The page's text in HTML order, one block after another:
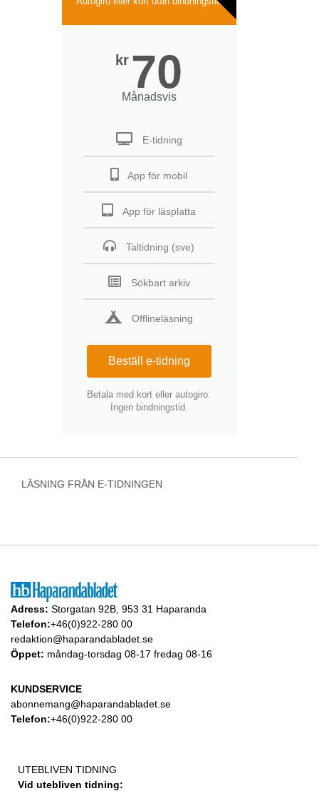
kr 70
Månadsvis
E-tidning
App för mobil
App för läsplatta
Taltidning (sve)
Sökbart arkiv
Offlineläsning
Beställ e-tidning
Betala med kort eller autogiro.
Ingen bindningstid.
LÄSNING FRÅN E-TIDNINGEN
Adress: Storgatan 92B, 953 31 Haparanda
Telefon:+46(0)922-280 00
redaktion@haparandabladet.se
Öppet: måndag-torsdag 08-17 fredag 08-16
KUNDSERVICE
abonnemang@haparandabladet.se
Telefon:+46(0)922-280 00
UTEBLIVEN TIDNING
Vid utebliven tidning: